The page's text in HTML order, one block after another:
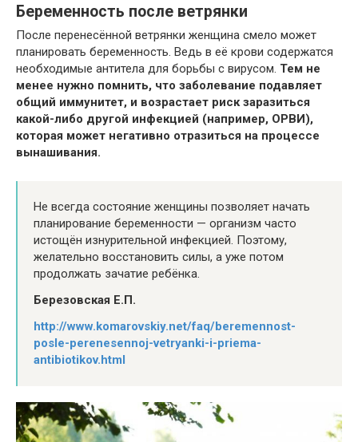
Беременность после ветрянки
После перенесённой ветрянки женщина смело может
планировать беременность. Ведь в её крови содержатся
необходимые антитела для борьбы с вирусом. Тем не
менее нужно помнить, что заболевание подавляет
общий иммунитет, и возрастает риск заразиться
какой-либо другой инфекцией (например, ОРВИ),
которая может негативно отразиться на процессе
вынашивания.
Не всегда состояние женщины позволяет начать
планирование беременности — организм часто
истощён изнурительной инфекцией. Поэтому,
желательно восстановить силы, а уже потом
продолжать зачатие ребёнка.
Березовская Е.П.
http://www.komarovskiy.net/faq/beremennost-
posle-perenesennoj-vetryanki-i-priema-
antibiotikov.html